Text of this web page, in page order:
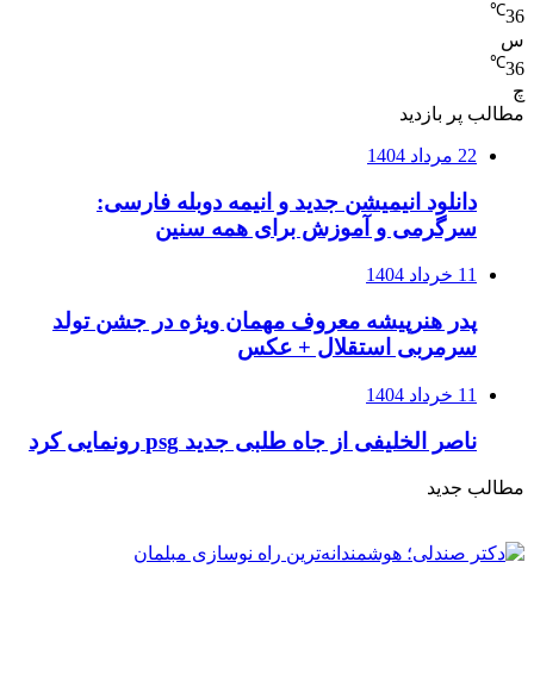
36
℃
س
36
℃
چ
مطالب پر بازدید
22 مرداد 1404
دانلود انیمیشن جدید و انیمه دوبله فارسی:
سرگرمی و آموزش برای همه سنین
11 خرداد 1404
پدر هنرپیشه معروف مهمان ویژه در جشن تولد
سرمربی استقلال + عکس
11 خرداد 1404
ناصر الخلیفی از جاه طلبی جدید psg رونمایی کرد
مطالب جدید